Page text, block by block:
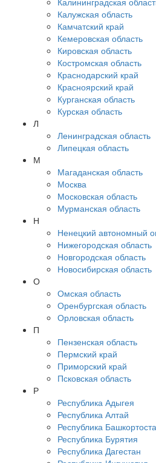
Калужская область
Камчатский край
Кемеровская область
Кировская область
Костромская область
Краснодарский край
Красноярский край
Курганская область
Курская область
Л
Ленинградская область
Липецкая область
М
Магаданская область
Москва
Московская область
Мурманская область
Н
Ненецкий автономный
Нижегородская область
Новгородская область
Новосибирская область
О
Омская область
Оренбургская область
Орловская область
П
Пензенская область
Пермский край
Приморский край
Псковская область
Р
Республика Адыгея
Республика Алтай
Республика
Республика Бурятия
Республика Дагестан